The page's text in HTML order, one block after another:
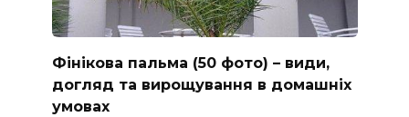
Фінікова пальма (50 фото) – види,
догляд та вирощування в домашніх
умовах